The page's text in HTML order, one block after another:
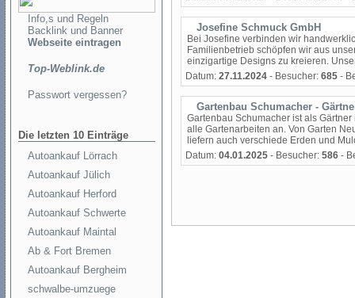
Info,s und Regeln
Backlink und Banner
Webseite eintragen
Top-Weblink.de
Passwort vergessen?
Die letzten 10 Einträge
Autoankauf Lörrach
Autoankauf Jülich
Autoankauf Herford
Autoankauf Schwerte
Autoankauf Maintal
Ab & Fort Bremen
Autoankauf Bergheim
schwalbe-umzuege
Josefine Schmuck GmbH
Bei Josefine verbinden wir
Familienbetrieb schöpfen wir aus
einzigartige Designs zu kreieren.
Datum: 27.11.2024 - Besucher: 685 -
Gartenbau Schumacher -
Gartenbau Schumacher ist als
alle Gartenarbeiten an. Von Garten
liefern auch verschiede Erden und
Datum: 04.01.2025 - Besucher: 586 -